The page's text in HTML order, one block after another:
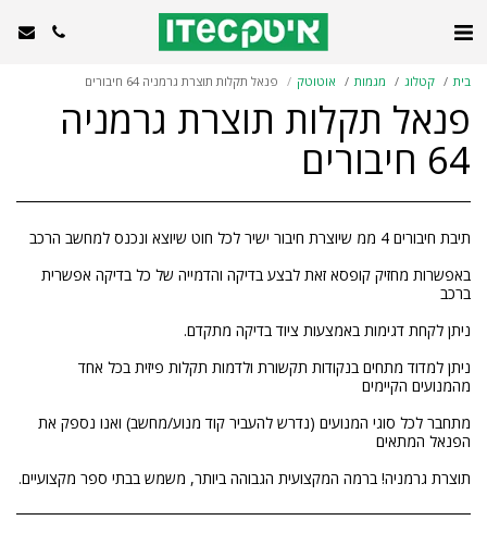
בית קטלוג מגמות אוטוטק פנאל תקלות תוצרת גרמניה 64 חיבורים
פנאל תקלות תוצרת גרמניה
64 חיבורים
באפשרות מחזיק קופסא זאת לבצע בדיקה והדמייה של כל בדיקה אפשרית
ניתן למדוד מתחים בנקודות תקשורת ולדמות תקלות פיזית בכל אחד
מתחבר לכל סוגי המנועים (נדרש להעביר קוד מנוע/מחשב) ואנו נספק את
תוצרת גרמניה! ברמה המקצועית הגבוהה ביותר, משמש בבתי ספר מקצועיים.